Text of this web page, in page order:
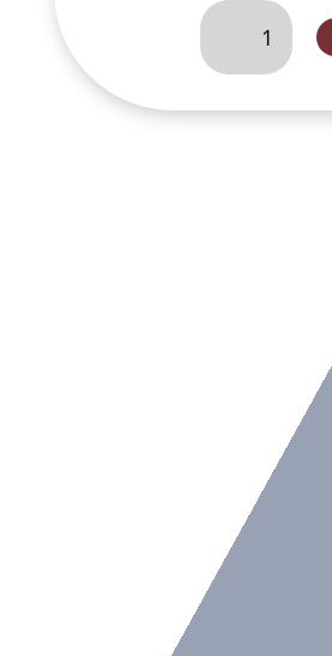
SAN
MINI-
cantidad